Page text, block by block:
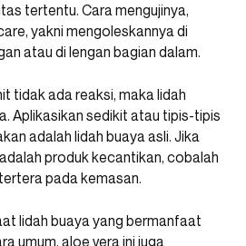
tertentu. Cara mengujinya,
yakni mengoleskannya di
atau di lengan bagian dalam.
tidak ada reaksi, maka lidah
Aplikasikan sedikit atau tipis-tipis
adalah lidah buaya asli. Jika
produk kecantikan, cobalah
pada kemasan.
lidah buaya yang bermanfaat
umum, aloe vera ini juga